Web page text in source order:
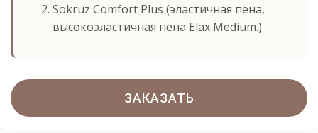
Sokruz Comfort Plus (эластичная пена,
высокоэластичная пена Elax Medium.)
ЗАКАЗАТЬ